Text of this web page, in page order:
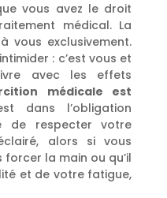
vous avez le droit
médical. La
vous exclusivement.
: c’est vous et
avec les effets
médicale est
dans l’obligation
de respecter votre
alors si vous
forcer la main ou qu’il
et de votre fatigue,